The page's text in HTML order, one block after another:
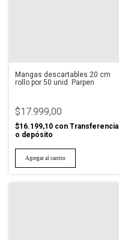
Mangas descartables 20 cm
rollo por 50 unid. Parpen
$17.999,00
$16.199,10 con Transferencia
o depósito